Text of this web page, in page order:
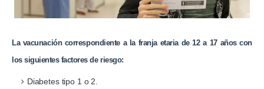
La vacunación correspondiente a la franja etaria de 12 a 17 años con
los siguientes factores de riesgo:
Diabetes tipo 1 o 2.